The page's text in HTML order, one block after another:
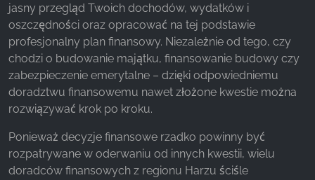
jasny przegląd Twoich dochodów, wydatków i
oszczędności oraz opracować na tej podstawie
profesjonalny plan finansowy. Niezależnie od tego, czy
chodzi o budowanie majątku, finansowanie budowy czy
zabezpieczenie emerytalne – dzięki odpowiedniemu
doradztwu finansowemu nawet złożone kwestie można
rozwiązywać krok po kroku.
Ponieważ decyzje finansowe rzadko powinny być
rozpatrywane w oderwaniu od innych kwestii, wielu
doradców finansowych z regionu Harzu ściśle
STATYSTYKI
Statystyczne pliki cookie zbierają informacje
anonimowo. Informacje te pomagają nam
zrozumieć, w jaki sposób odwiedzający korzystają
z naszej witryny.
Name:
_ga, _gid, _gac_gb_